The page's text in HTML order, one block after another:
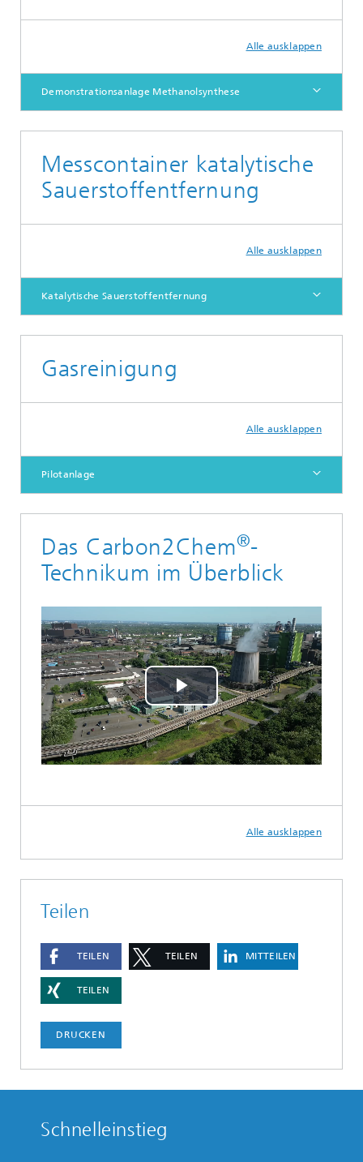
Alle ausklappen
Demonstrationsanlage Methanolsynthese
Messcontainer katalytische
Sauerstoffentfernung
Alle ausklappen
Katalytische Sauerstoffentfernung
Gasreinigung
Alle ausklappen
Pilotanlage
Das Carbon2Chem®-
Technikum im Überblick
Play
Video
Alle ausklappen
Teilen
TEILEN TEILEN MITTEILEN
TEILEN
DRUCKEN
Schnelleinstieg